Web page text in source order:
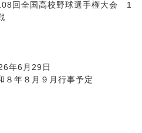
回全国高校野球選手権大会 1
年6月29日
８年８月９月行事予定